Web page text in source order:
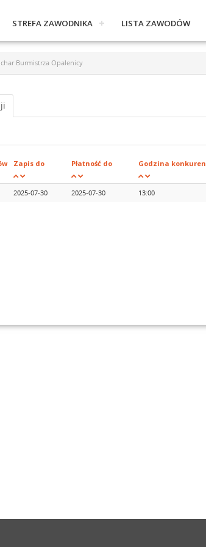
STREFA ZAWODNIKA LISTA ZAWODÓW
Burmistrza Opalenicy
Zapis do Płatność do Godzina
2025-07-30 2025-07-30 13:00